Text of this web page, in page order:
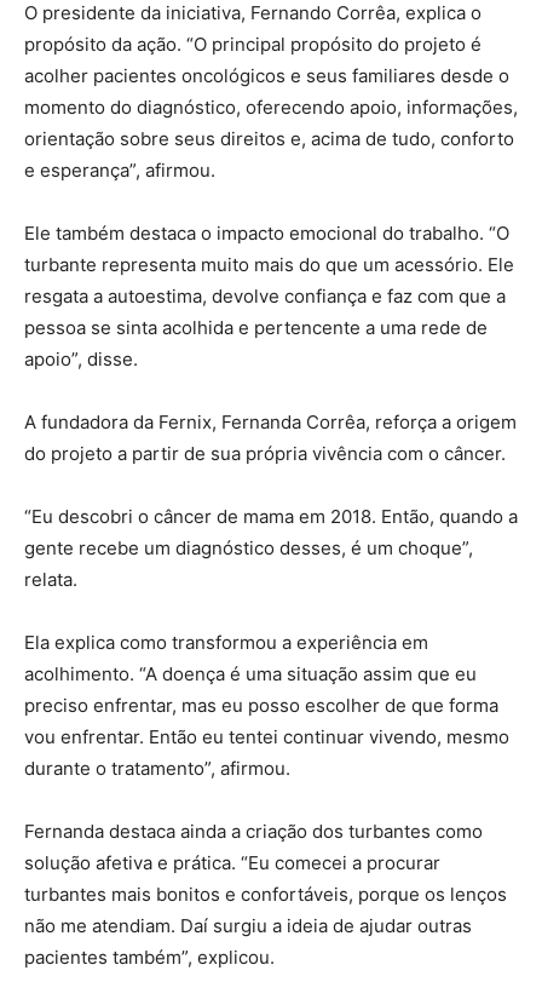
O presidente da iniciativa, Fernando Corrêa, explica o
propósito da ação. “O principal propósito do projeto é
acolher pacientes oncológicos e seus familiares desde o
momento do diagnóstico, oferecendo apoio, informações,
orientação sobre seus direitos e, acima de tudo, conforto
e esperança”, afirmou.
Ele também destaca o impacto emocional do trabalho. “O
turbante representa muito mais do que um acessório. Ele
resgata a autoestima, devolve confiança e faz com que a
pessoa se sinta acolhida e pertencente a uma rede de
apoio”, disse.
A fundadora da Fernix, Fernanda Corrêa, reforça a origem
do projeto a partir de sua própria vivência com o câncer.
“Eu descobri o câncer de mama em 2018. Então, quando a
gente recebe um diagnóstico desses, é um choque”,
relata.
Ela explica como transformou a experiência em
acolhimento. “A doença é uma situação assim que eu
preciso enfrentar, mas eu posso escolher de que forma
vou enfrentar. Então eu tentei continuar vivendo, mesmo
durante o tratamento”, afirmou.
Fernanda destaca ainda a criação dos turbantes como
solução afetiva e prática. “Eu comecei a procurar
turbantes mais bonitos e confortáveis, porque os lenços
não me atendiam. Daí surgiu a ideia de ajudar outras
pacientes também”, explicou.